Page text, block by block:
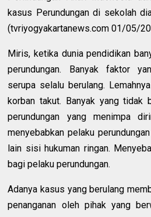
kasus Perundungan di sekolah
(tvriyogyakartanews.com 01/05/
Miris, ketika dunia pendidikan
perundungan. Banyak faktor
serupa selalu berulang.
korban takut. Banyak yang tidak
perundungan yang menimpa
menyebabkan pelaku
lain sisi hukuman ringan.
bagi pelaku perundungan.
Adanya kasus yang berulang
penanganan oleh pihak yang